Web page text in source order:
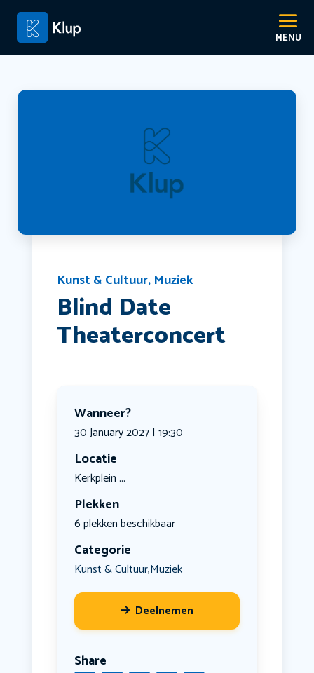
Kunst & Cultuur, Muziek
Blind Date
Theaterconcert
Wanneer?
30 January 2027 | 19:30
Locatie
Kerkplein ...
Plekken
6 plekken beschikbaar
Categorie
Kunst & Cultuur,Muziek
Deelnemen
Share